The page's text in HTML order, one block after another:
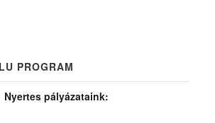
PROGRAM
Nyertes pályázataink: